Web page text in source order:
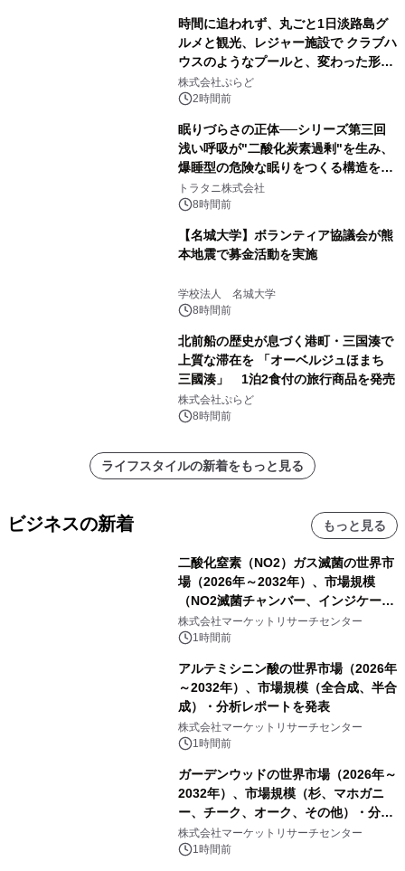
時間に追われず、丸ごと1日淡路島グ
ルメと観光、レジャー施設で クラブハ
ウスのようなプールと、変わった形の
サウナも 「THE BOXY AWAJI」のお
得な素泊まり連泊プランで
株式会社ぷらど
2時間前
眠りづらさの正体──シリーズ第三回
浅い呼吸が"二酸化炭素過剰"を生み、
爆睡型の危険な眠りをつくる構造を解
説
トラタニ株式会社
8時間前
【名城大学】ボランティア協議会が熊
本地震で募金活動を実施
学校法人 名城大学
8時間前
北前船の歴史が息づく港町・三国湊で
上質な滞在を 「オーベルジュほまち
三國湊」 1泊2食付の旅行商品を発売
株式会社ぷらど
8時間前
ライフスタイルの新着をもっと見る
ビジネスの新着 もっと見る
二酸化窒素（NO2）ガス滅菌の世界市
場（2026年～2032年）、市場規模
（NO2滅菌チャンバー、インジケータ
ーおよびモニタリングシステム、その
他）・分析レポートを発表
株式会社マーケットリサーチセンター
1時間前
アルテミシニン酸の世界市場（2026年
～2032年）、市場規模（全合成、半合
成）・分析レポートを発表
株式会社マーケットリサーチセンター
1時間前
ガーデンウッドの世界市場（2026年～
2032年）、市場規模（杉、マホガニ
ー、チーク、オーク、その他）・分析
レポートを発表
株式会社マーケットリサーチセンター
1時間前